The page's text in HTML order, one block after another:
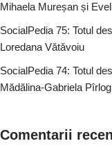
Mihaela Mureșan și
SocialPedia 75: Totul
Loredana Vătăvoiu
SocialPedia 74: Totul
Mădălina-Gabriela
Comentarii